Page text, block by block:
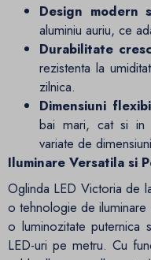
Design modern
aluminiu auriu, ce
Durabilitate
rezistenta la
zilnica.
Dimensiuni
bai mari, cat si in
variate de
Iluminare Versatila si
Oglinda LED Victoria de
o tehnologie de iluminare
o luminozitate puternica
LED-uri pe metru. Cu